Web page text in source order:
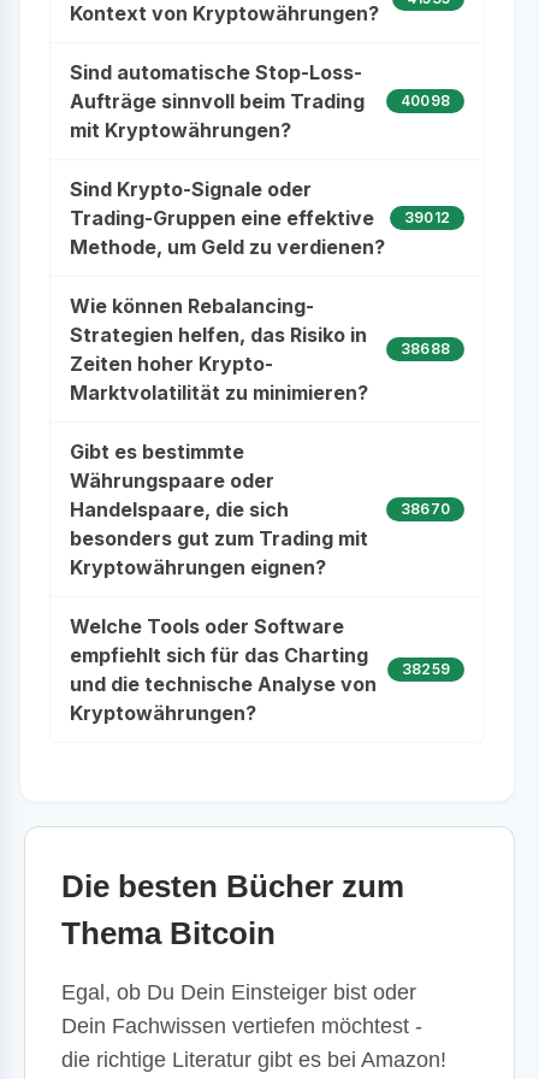
Kontext von Kryptowährungen?
Sind automatische Stop-Loss-
Aufträge sinnvoll beim Trading
mit Kryptowährungen?
40098
Sind Krypto-Signale oder
Trading-Gruppen eine effektive
Methode, um Geld zu verdienen?
39012
Wie können Rebalancing-
Strategien helfen, das Risiko in
Zeiten hoher Krypto-
Marktvolatilität zu minimieren?
38688
Gibt es bestimmte
Währungspaare oder
Handelspaare, die sich
besonders gut zum Trading mit
Kryptowährungen eignen?
38670
Welche Tools oder Software
empfiehlt sich für das Charting
und die technische Analyse von
Kryptowährungen?
38259
Die besten Bücher zum
Thema Bitcoin
Egal, ob Du Dein Einsteiger bist oder
Dein Fachwissen vertiefen möchtest -
die richtige Literatur gibt es bei Amazon!